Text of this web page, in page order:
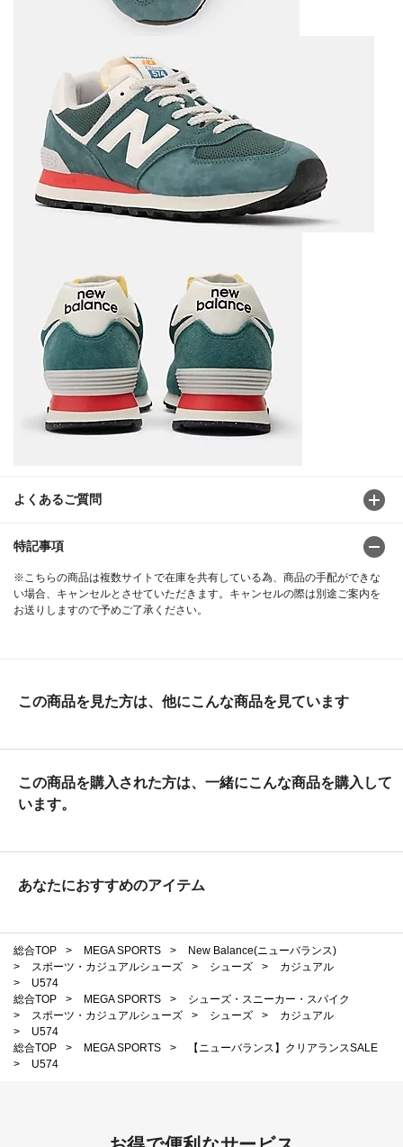
よくあるご質問
特記事項
※こちらの商品は複数サイトで在庫を共有している為、商品の手配ができな
い場合、キャンセルとさせていただきます。キャンセルの際は別途ご案内を
お送りしますので予めご了承ください。
この商品を見た方は、他にこんな商品を見ています
この商品を購入された方は、一緒にこんな商品を購入して
います。
あなたにおすすめのアイテム
総合TOP > MEGA SPORTS >
New Balance(ニューバランス)
>
スポーツ・カジュアルシューズ > シューズ >
カジュアル
>
U574
総合TOP
> MEGA SPORTS >
シューズ・スニーカー・スパイク
>
スポーツ・カジュアルシューズ > シューズ >
カジュアル
>
U574
総合TOP
> MEGA SPORTS >
【ニューバランス】クリアランスSALE
>
U574